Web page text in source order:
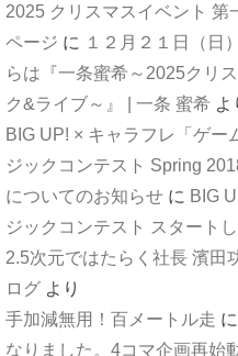
2025 クリスマスイベント 第
ページ に １２月２１日（日
らは『一条蜜希～2025クリ
ク&ライブ～』 | 一条 蜜希 よ
BIG UP! × キャラフレ「ゲー
ジックコンテスト Spring
についてのお知らせ に BIG
ジックコンテスト スタートし
2.5次元ではたらく社長 濱田
ログ より
手加減無用！百メートル走 に
なりました。4コマ企画再始